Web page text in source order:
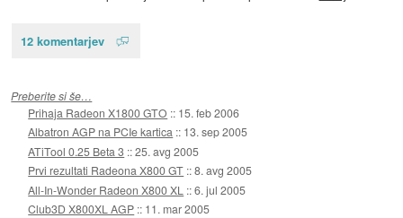
12 komentarjev
Preberite si še…
Prihaja Radeon X1800 GTO :: 15. feb 2006
Albatron AGP na PCIe kartica :: 13. sep 2005
ATiTool 0.25 Beta 3 ::25. avg 2005
Prvi rezultati Radeona X800 GT ::8. avg 2005
All-In-Wonder Radeon X800 XL ::6. jul 2005
Club3D X800XL AGP :: 11. mar 2005